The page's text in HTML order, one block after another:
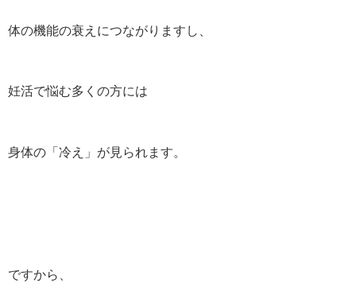
体の機能の衰えにつながりますし、
妊活で悩む多くの方には
身体の「冷え」が見られます。
ですから、